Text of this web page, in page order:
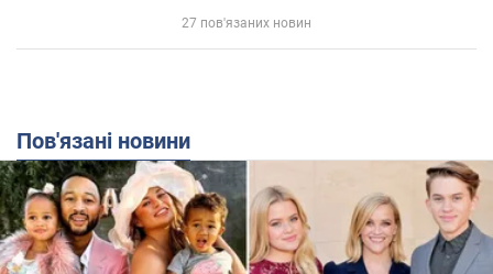
27 пов'язаних новин
Пов'язані новини